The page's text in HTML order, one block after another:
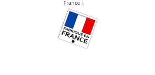
France !